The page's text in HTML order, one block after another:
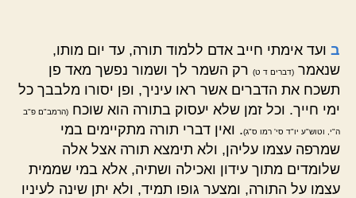
ב ועד אימתי חייב אדם ללמוד תורה, עד יום מותו,
שנאמר (דברים ד ט) רק השמר לך ושמור נפשך מאד פן
תשכח את הדברים אשר ראו עיניך, ופן יסורו מלבבך כל
ימי חייך. וכל זמן שלא יעסוק בתורה הוא שוכח (הרמב"ם פ"ב
ה"י, וטוש"ע יו"ד סי' רמו ס"ג). ואין דברי תורה מתקיימים במי
שמרפה עצמו עליהן, ולא תימצא תורה אצל אלה
שלומדים מתוך עידון ואכילה ושתיה, אלא במי שממית
עצמו על התורה, ומצער גופו תמיד, ולא יתן שינה לעיניו